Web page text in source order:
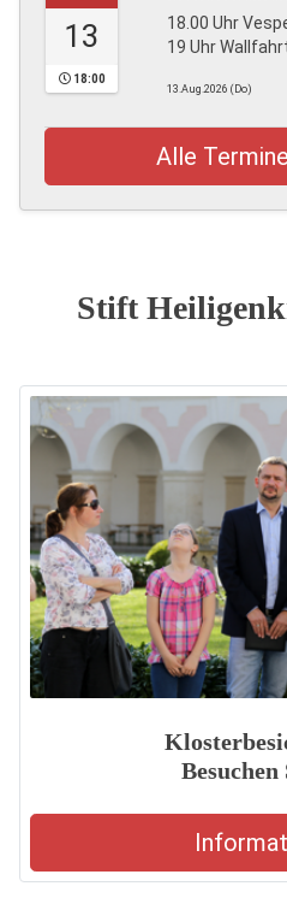
13
18:00
18.00 Uhr
19 Uhr
13.Aug.2026 (Do)
Alle
Stift
Besuchen